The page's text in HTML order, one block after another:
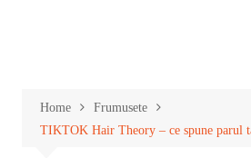
Home
Frumusete
TIKTOK Hair Theory – ce spune parul